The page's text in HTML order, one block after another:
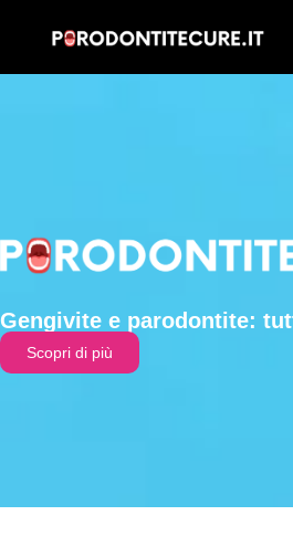
Gengivite e parodontite:
Scopri di più